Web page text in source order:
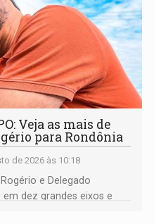
Veja as mais de
para Rondônia
de 2026 às 10:18
e Delegado
dez grandes eixos e